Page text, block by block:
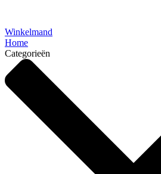
Winkelmand
Home
Categorieën